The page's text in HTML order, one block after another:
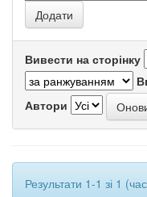
Вивести на сторінку
Автори
Результати 1-1 зі 1